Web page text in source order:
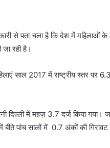
से पता चला है कि देश में
जा रही है।
साल 2017 में राष्ट्रीय स्तर पर
दिल्ली में महज़ 3.7 दर्ज किया गया।
बीते पांच सालों में 0.7 अंकों की